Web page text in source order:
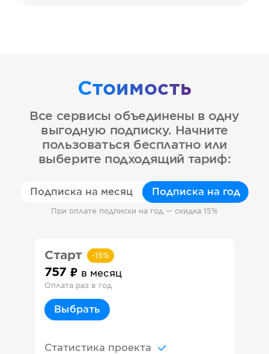
Стоимость
Все сервисы объединены в одну
выгодную подписку. Начните
пользоваться бесплатно или
выберите подходящий тариф:
Подписка на месяц Подписка на год
При оплате подписки на год — скидка 15%
Старт -15%
757 в месяц
Оплата раз в год
Выбрать
Статистика проекта